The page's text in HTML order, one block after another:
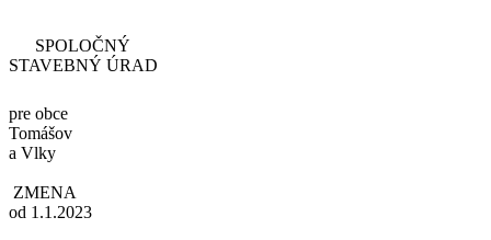
SPOLOČNÝ
STAVEBNÝ ÚRAD
pre obce
Tomášov
a Vlky
ZMENA
od 1.1.2023